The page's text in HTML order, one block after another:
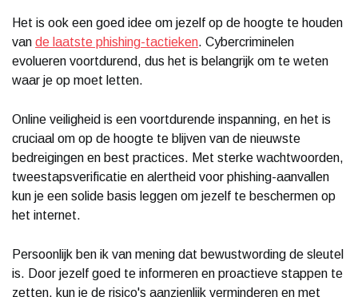
Het is ook een goed idee om jezelf op de hoogte te houden
van de laatste phishing-tactieken. Cybercriminelen
evolueren voortdurend, dus het is belangrijk om te weten
waar je op moet letten.
Online veiligheid is een voortdurende inspanning, en het is
cruciaal om op de hoogte te blijven van de nieuwste
bedreigingen en best practices. Met sterke wachtwoorden,
tweestapsverificatie en alertheid voor phishing-aanvallen
kun je een solide basis leggen om jezelf te beschermen op
het internet.
Persoonlijk ben ik van mening dat bewustwording de sleutel
is. Door jezelf goed te informeren en proactieve stappen te
zetten, kun je de risico's aanzienlijk verminderen en met